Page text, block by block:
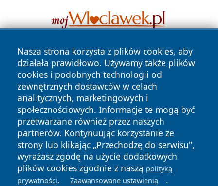
Nasza strona korzysta z plików cookies, aby
działała prawidłowo. Używamy także plików
cookies i podobnych technologii od
zewnętrznych dostawców w celach
analitycznych, marketingowych i
społecznościowych. Informacje te mogą być
przetwarzane również przez naszych
partnerów. Kontynuując korzystanie ze
strony lub klikając „Przechodzę do serwisu",
wyrażasz zgodę na użycie dodatkowych
plików cookies zgodnie z naszą polityką
prywatności. Zaawansowane ustawienia .
Copyright © 2026 bielskonews.pl Wszystkie prawa
zastrzeżone.
News Autorzy
Polityka
Prywatności
Polityka
Cookies